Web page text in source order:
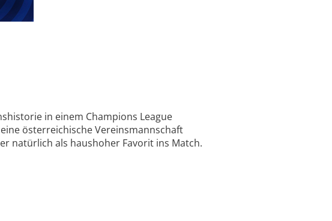
in einem Champions League
österreichische Vereinsmannschaft
natürlich als haushoher Favorit ins Match.